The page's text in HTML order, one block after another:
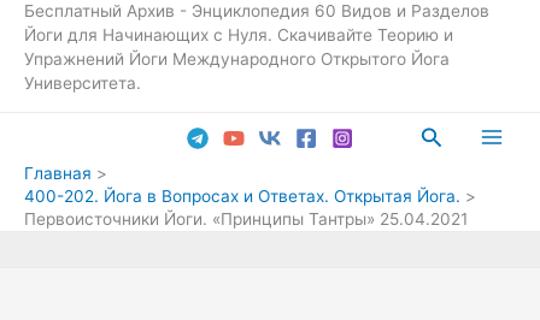
Бесплатный Архив - Энциклопедия 60 Видов и Разделов
Йоги для Начинающих с Нуля. Скачивайте Теорию и
Упражнений Йоги Международного Открытого Йога
Университета.
Поиск
Главная
400-202. Йога в Вопросах и Ответах. Открытая Йога.
Первоисточники Йоги. «Принципы Тантры» 25.04.2021